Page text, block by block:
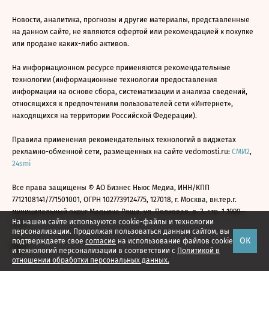
На нашем сайте используются cookie-файлы и технологии
персонализации. Продолжая пользоваться данным сайтом, вы
подтверждаете свое согласие на использование файлов cookie
и технологий персонализации в соответствии с Политикой в
отношении обработки персональных данных.
ОК
Новости, аналитика, прогнозы и другие материалы, представленные
на данном сайте, не являются офертой или рекомендацией к покупке
или продаже каких-либо активов.
На информационном ресурсе применяются рекомендательные
технологии (информационные технологии предоставления
информации на основе сбора, систематизации и анализа сведений,
относящихся к предпочтениям пользователей сети «Интернет»,
находящихся на территории Российской Федерации).
Правила применения рекомендательных технологий в виджетах
рекламно-обменной сети, размещенных на сайте vedomosti.ru: СМИ2,
24smi
Все права защищены © АО Бизнес Ньюс Медиа, ИНН/КПП
7712108141/771501001, ОГРН 1027739124775, 127018, г. Москва, вн.тер.г.
муниципальный округ Марьина Роща, ул. Полковая, д. 3, стр. 1 1999—
2026